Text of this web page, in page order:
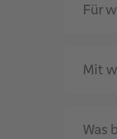
Für
Mit
Was